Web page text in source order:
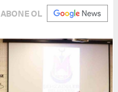
ABONE OL